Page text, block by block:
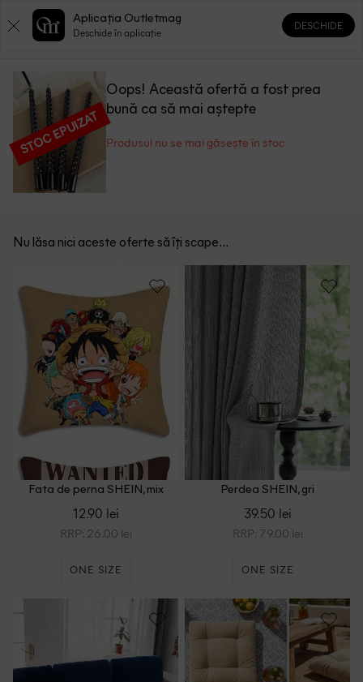
0 0
STOC EPUIZAT
Oops! Această ofertă a fost prea
bună ca să mai aștepte
Produsul nu se mai găsește în stoc
Nu lăsa nici aceste oferte să îți scape...
Fata de perna SHEIN, mix
12.90 lei
RRP: 26.00 lei
ONE SIZE
Perdea SHEIN, gri
39.50 lei
RRP: 79.00 lei
ONE SIZE
Aplicația Outletmag
Deschide în aplicație
DESCHIDE